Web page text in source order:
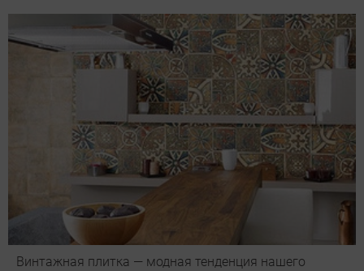
Винтажная плитка — модная тенденция нашего